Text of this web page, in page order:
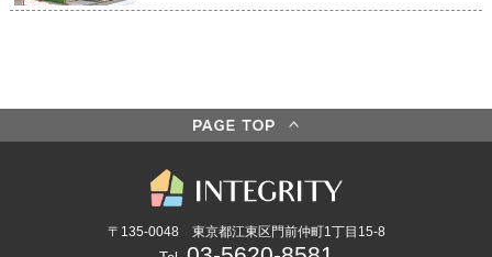
〒135-0048 東京都江東区門前仲町1丁目15-8